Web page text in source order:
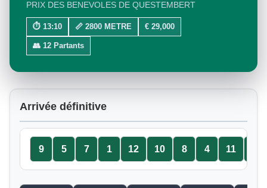
PRIX DES BENEVOLES DE QUESTEMBERT
⏱ 13:10 📏 2800 METRE € 29,000
👥 12 Partants
Arrivée définitive
9 5 7 1 12 10 8 4 11